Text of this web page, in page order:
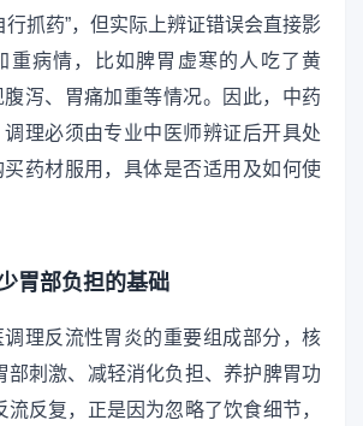
行抓药”，但实际上辨证错误会直接影
重病情，比如脾胃虚寒的人吃了黄
泻、胃痛加重等情况。因此，中药
理必须由专业中医师辨证后开具处
药材服用，具体是否适用及如何使
胃部负担的基础
理反流性胃炎的重要组成部分，核
部刺激、减轻消化负担、养护脾胃功
流反复，正是因为忽略了饮食细节，